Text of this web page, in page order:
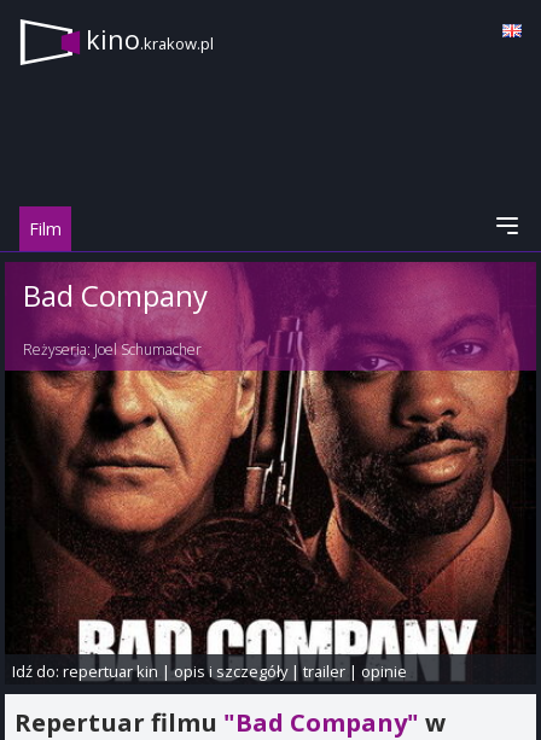
kino.krakow.pl
Film
Bad Company
Reżyseria: Joel Schumacher
Idź do:repertuar kin |opis i szczegóły|trailer |opinie
Repertuar filmu "Bad Company" w